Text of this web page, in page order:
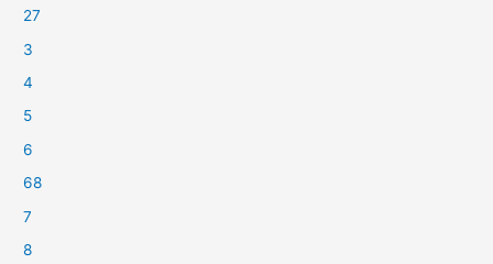
27
3
4
5
6
68
7
8